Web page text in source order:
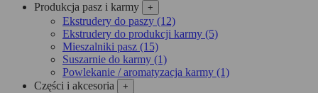
Produkcja pasz i karmy
+
Ekstrudery do paszy (12)
Ekstrudery do produkcji karmy (5)
Mieszalniki pasz (15)
Suszarnie do karmy (1)
Powlekanie / aromatyzacja karmy (1)
Części i akcesoria
+